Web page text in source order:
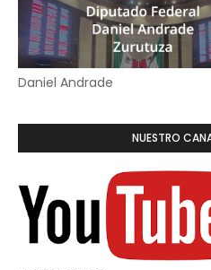
Daniel Andrade
NUESTRO